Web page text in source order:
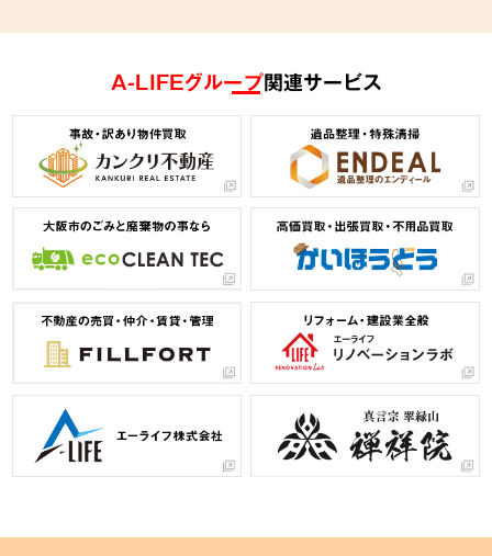
A-LIFEグループ関連サービス